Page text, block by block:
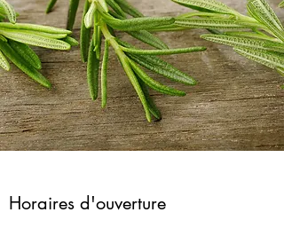
Horaires d'ouverture